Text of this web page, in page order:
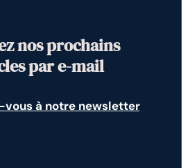
nos prochains
par e-mail
vous à notre newsletter